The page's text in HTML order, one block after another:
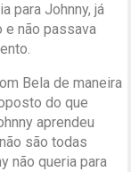
para Johnny, já
não passava
Bela de maneira
do que
aprendeu
são todas
não queria para